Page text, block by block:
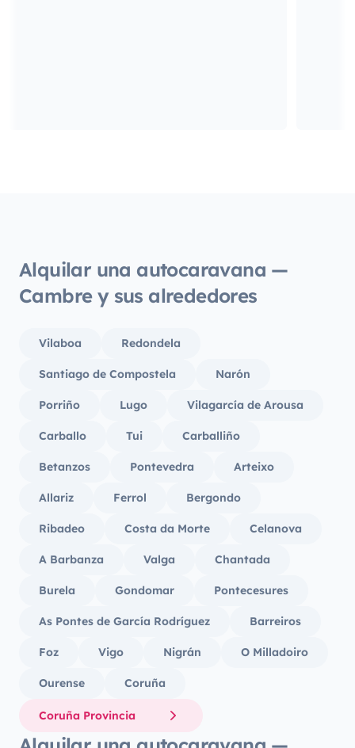
Alquilar una autocaravana —
Cambre y sus alrededores
Vilaboa Redondela
Santiago de Compostela Narón
Porriño Lugo Vilagarcía de Arousa
Carballo Tui Carballiño
Betanzos Pontevedra Arteixo
Allariz Ferrol Bergondo
Ribadeo Costa da Morte Celanova
A Barbanza Valga Chantada
Burela Gondomar Pontecesures
As Pontes de García Rodríguez Barreiros
Foz Vigo Nigrán O Milladoiro
Ourense Coruña
Coruña Provincia